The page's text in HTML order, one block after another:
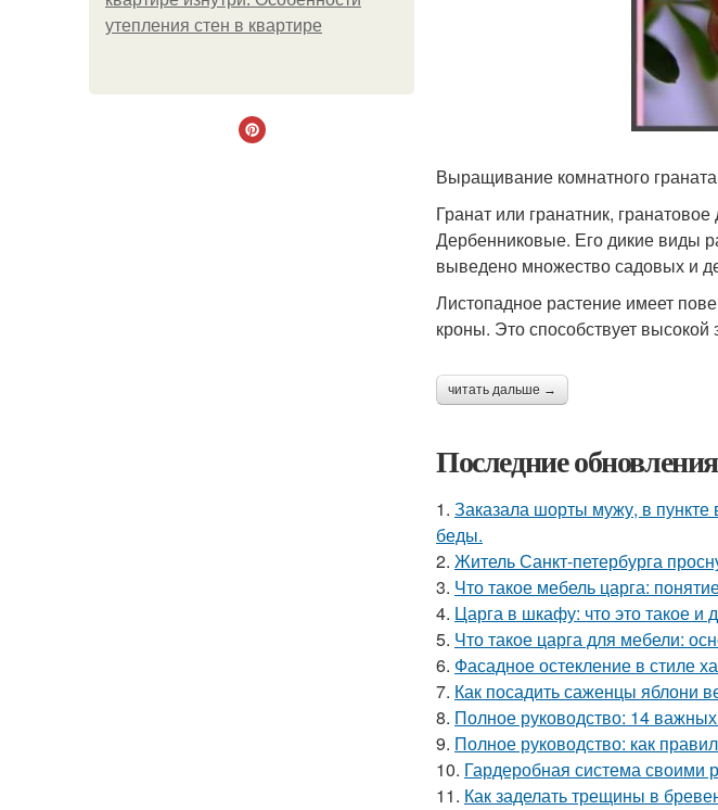
утепления стен в квартире
Выращивание комнатного граната
Гранат или гранатник,
Дербенниковые. Его дикие виды
выведено множество садовых и
Листопадное растение имеет
кроны. Это способствует высокой
читать дальше →
Последние
1. Заказала шорты мужу, в
беды.
2. Житель Санкт-петербурга
3. Что такое мебель царга:
4. Царга в шкафу: что это такое и
5. Что такое царга для мебели:
6. Фасадное остекление в стиле
7. Как посадить саженцы яблони
8. Полное руководство: 14
9. Полное руководство: как
10. Гардеробная система своими
11. Как заделать трещины в